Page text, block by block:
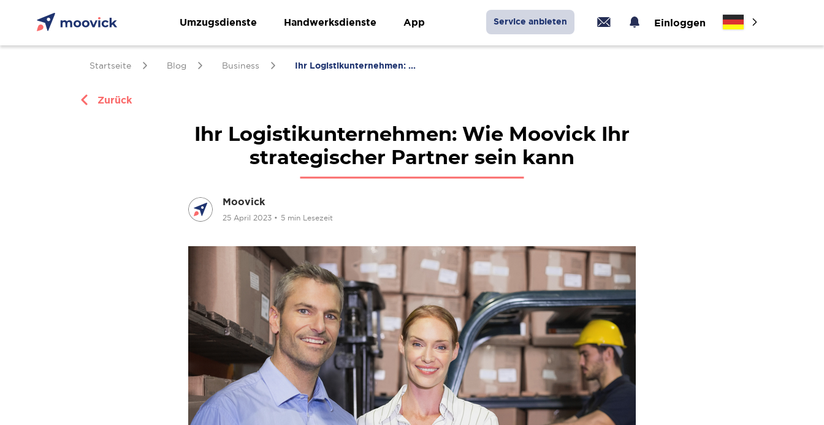
Umzugsdienste Handwerksdienste App Service anbieten Einloggen
Startseite Blog Business Ihr Logistikunternehmen: ...
Zurück
Ihr Logistikunternehmen: Wie Moovick Ihr
strategischer Partner sein kann
Moovick
25 April 2023 • 5 min Lesezeit